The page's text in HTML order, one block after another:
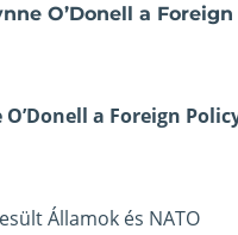
O’Donell a Foreign
a Foreign
Államok és NATO